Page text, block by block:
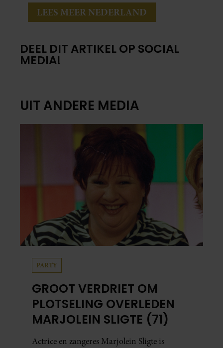
LEES MEER NEDERLAND
DEEL DIT ARTIKEL OP SOCIAL
MEDIA!
UIT ANDERE MEDIA
PARTY
GROOT VERDRIET OM
PLOTSELING OVERLEDEN
MARJOLEIN SLIGTE (71)
Actrice en zangeres Marjolein Sligte is